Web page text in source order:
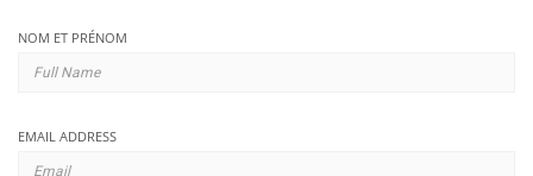
NOM ET PRÉNOM
EMAIL ADDRESS